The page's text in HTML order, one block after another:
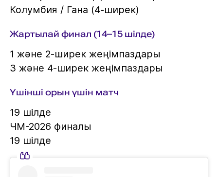
Колумбия / Гана (4-ширек)
Жартылай финал (14–15 шілде)
1 және 2-ширек жеңімпаздары
3 және 4-ширек жеңімпаздары
Үшінші орын үшін матч
19 шілде
ЧМ-2026 финалы
19 шілде